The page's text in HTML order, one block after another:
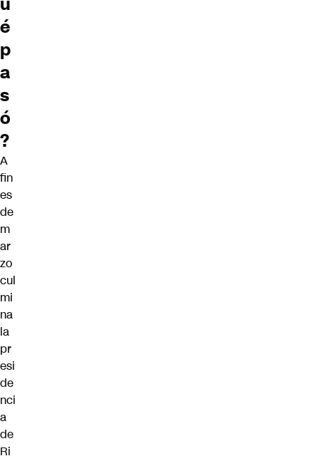
é
p
a
s
ó
?
A
fin
es
de
m
ar
zo
cul
mi
na
la
pr
esi
de
nci
a
de
Ri